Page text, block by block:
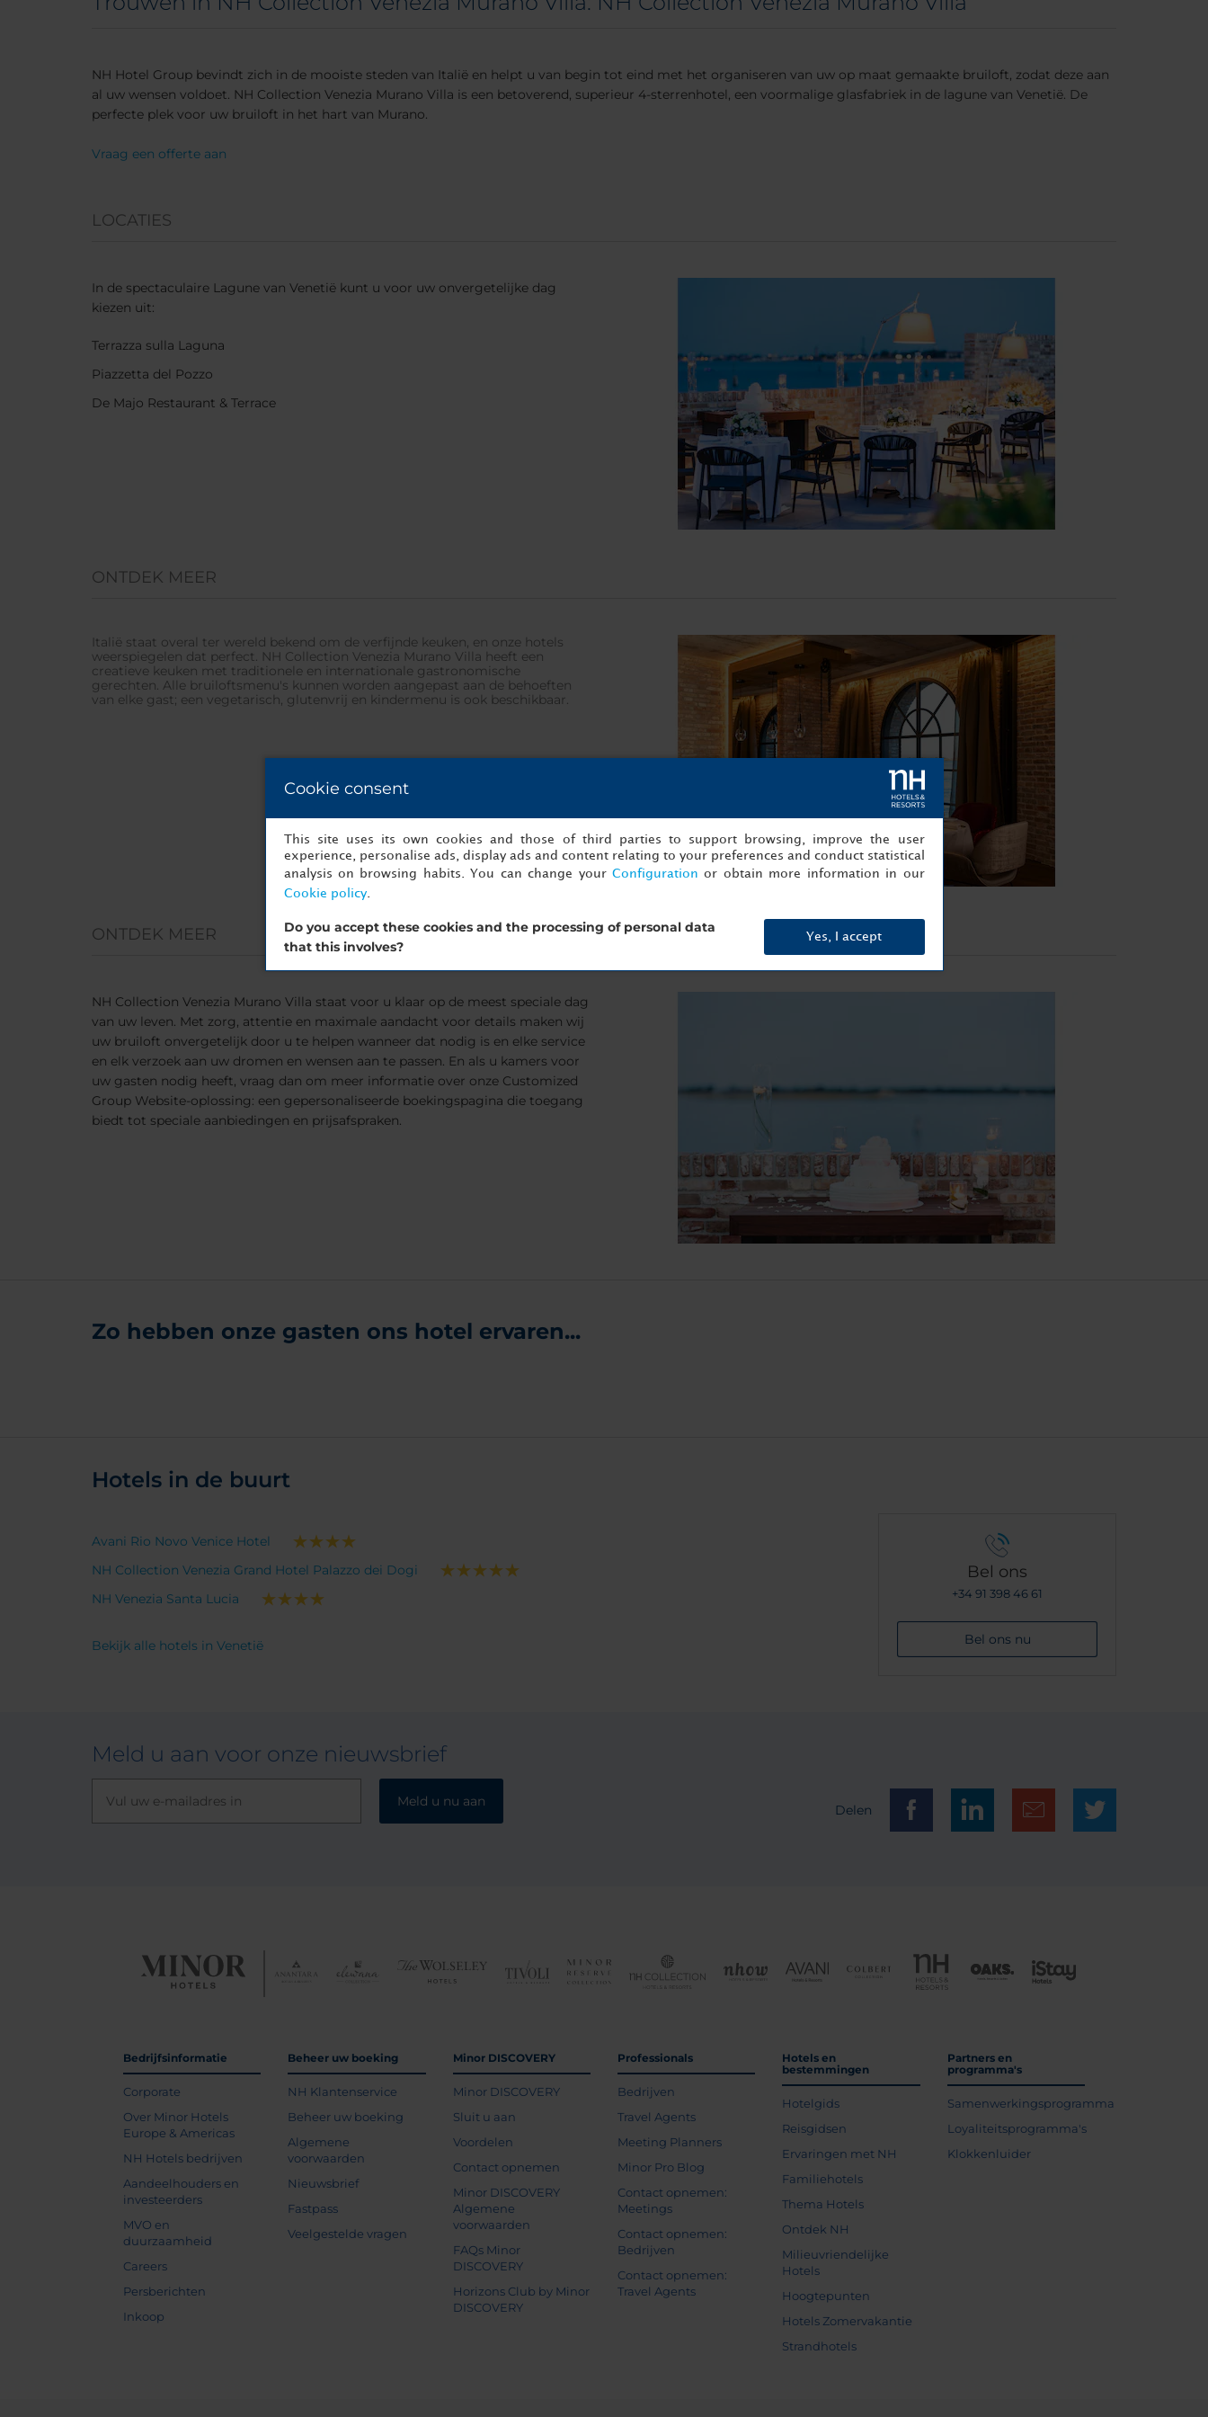
NH Hotel Group bevindt zich in de mooiste steden van Italië en helpt u van begin tot eind met het organiseren van uw op maat gemaakte bruiloft, zodat deze aan
al uw wensen voldoet. NH Collection Venezia Murano Villa is een betoverend, superieur 4-sterrenhotel, een voormalige glasfabriek in de lagune van Venetië. De
perfecte plek voor uw bruiloft in het hart van Murano.
Vraag een offerte aan
LOCATIES
In de spectaculaire Lagune van Venetië kunt u voor uw onvergetelijke dag
kiezen uit:
Terrazza sulla Laguna
Piazzetta del Pozzo
De Majo Restaurant & Terrace
ONTDEK MEER
Italië staat overal ter wereld bekend om de verfijnde keuken, en onze hotels
weerspiegelen dat perfect. NH Collection Venezia Murano Villa heeft een
creatieve keuken met traditionele en internationale gastronomische
gerechten. Alle bruiloftsmenu's kunnen worden aangepast aan de behoeften
van elke gast; een vegetarisch, glutenvrij en kindermenu is ook beschikbaar.
ONTDEK MEER
NH Collection Venezia Murano Villa staat voor u klaar op de meest speciale dag
van uw leven. Met zorg, attentie en maximale aandacht voor details maken wij
uw bruiloft onvergetelijk door u te helpen wanneer dat nodig is en elke service
en elk verzoek aan uw dromen en wensen aan te passen. En als u kamers voor
uw gasten nodig heeft, vraag dan om meer informatie over onze Customized
Group Website-oplossing: een gepersonaliseerde boekingspagina die toegang
biedt tot speciale aanbiedingen en prijsafspraken.
Zo hebben onze gasten ons hotel ervaren...
Hotels in de buurt
Avani Rio Novo Venice Hotel
NH Collection Venezia Grand Hotel Palazzo dei Dogi
NH Venezia Santa Lucia
Bekijk alle hotels in Venetië
Bel ons
+34 91 398 46 61
Bel ons nu
Meld u aan voor onze nieuwsbrief
Meld u nu aan
Delen
Bedrijfsinformatie
Corporate
Over Minor Hotels
Europe & Americas
NH Hotels bedrijven
Aandeelhouders en
investeerders
MVO en
duurzaamheid
Careers
Persberichten
Inkoop
Beheer uw boeking
NH Klantenservice
Beheer uw boeking
Algemene
voorwaarden
Nieuwsbrief
Fastpass
Veelgestelde vragen
Minor DISCOVERY
Minor DISCOVERY
Sluit u aan
Voordelen
Contact opnemen
Minor DISCOVERY
Algemene
voorwaarden
FAQs Minor
DISCOVERY
Horizons Club by Minor
DISCOVERY
Professionals
Bedrijven
Travel Agents
Meeting Planners
Minor Pro Blog
Contact opnemen:
Meetings
Contact opnemen:
Bedrijven
Contact opnemen:
Travel Agents
Hotels en
bestemmingen
Hotelgids
Reisgidsen
Ervaringen met NH
Familiehotels
Thema Hotels
Ontdek NH
Milieuvriendelijke
Hotels
Hoogtepunten
Hotels Zomervakantie
Strandhotels
Partners en
programma's
Samenwerkingsprogramma
Loyaliteitsprogramma's
Klokkenluider
Cookie consent
This site uses its own cookies and those of third parties to support browsing, improve the user
experience, personalise ads, display ads and content relating to your preferences and conduct statistical
analysis on browsing habits. You can change your Configuration or obtain more information in our
Cookie policy.
Do you accept these cookies and the processing of personal data
that this involves?
Yes, I accept